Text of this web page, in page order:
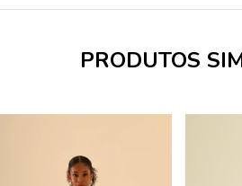
PRODUTOS